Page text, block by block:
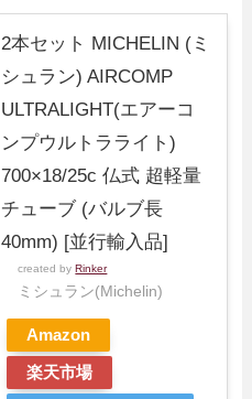
2本セット MICHELIN (ミ
シュラン) AIRCOMP
ULTRALIGHT(エアーコ
ンプウルトラライト)
700×18/25c 仏式 超軽量
チューブ (バルブ長
40mm) [並行輸入品]
created byRinker
ミシュラン(Michelin)
Amazon
楽天市場